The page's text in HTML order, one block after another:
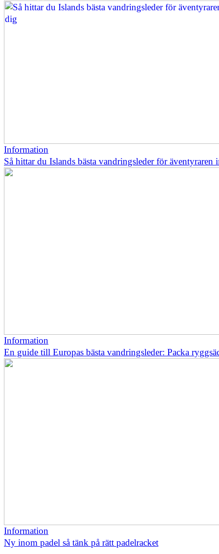
Information
Så hittar du Islands bästa vandringsleder för äventyraren
Information
En guide till Europas bästa vandringsleder: Packa
Information
Ny inom padel så tänk på rätt padelracket